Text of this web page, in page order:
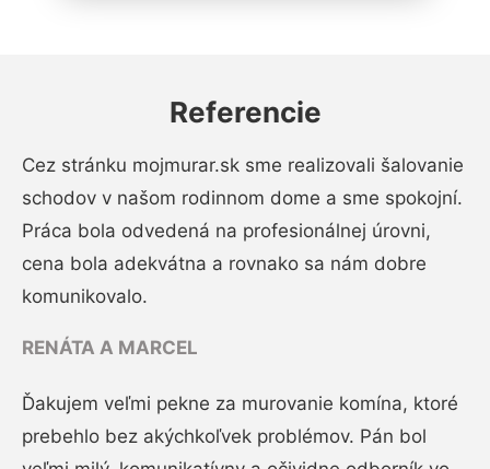
Referencie
Cez stránku mojmurar.sk sme realizovali šalovanie
schodov v našom rodinnom dome a sme spokojní.
Práca bola odvedená na profesionálnej úrovni,
cena bola adekvátna a rovnako sa nám dobre
komunikovalo.
RENÁTA A MARCEL
Ďakujem veľmi pekne za murovanie komína, ktoré
prebehlo bez akýchkoľvek problémov. Pán bol